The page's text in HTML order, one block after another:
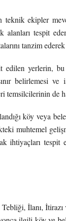
teknik ekipler
alanları tespit
tanzim ederek
yerlerin, bu
belirlemesi
temsilcilerinin de
köy veya
muhtemel
ihtiyaçları
İlanı,